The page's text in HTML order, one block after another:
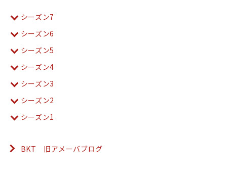
シーズン7
シーズン6
シーズン5
シーズン4
シーズン3
シーズン2
シーズン1
BKT 旧アメーバブログ